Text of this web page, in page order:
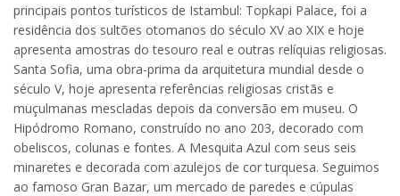
principais pontos turísticos de Istambul: Topkapi Palace, foi a
residência dos sultões otomanos do século XV ao XIX e hoje
apresenta amostras do tesouro real e outras relíquias religiosas.
Santa Sofia, uma obra-prima da arquitetura mundial desde o
século V, hoje apresenta referências religiosas cristãs e
muçulmanas mescladas depois da conversão em museu. O
Hipódromo Romano, construído no ano 203, decorado com
obeliscos, colunas e fontes. A Mesquita Azul com seus seis
minaretes e decorada com azulejos de cor turquesa. Seguimos
ao famoso Gran Bazar, um mercado de paredes e cúpulas